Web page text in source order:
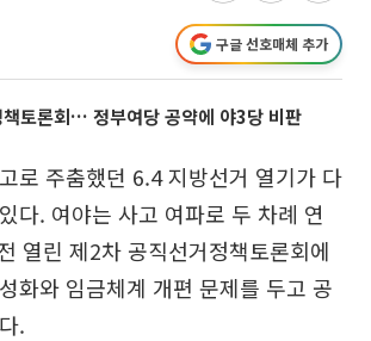
구글 선호매체 추가
책토론회… 정부여당 공약에 야3당 비판
로 주춤했던 6.4 지방선거 열기가 다
다. 여야는 사고 여파로 두 차례 연
열린 제2차 공직선거정책토론회에
화와 임금체계 개편 문제를 두고 공
.